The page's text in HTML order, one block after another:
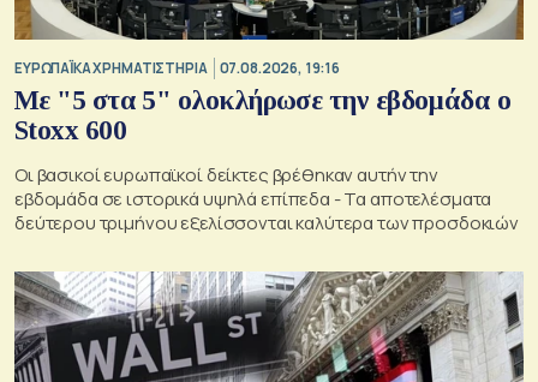
ΕΥΡΩΠΑΪΚΑ ΧΡΗΜΑΤΙΣΤΗΡΙΑ 07.08.2026, 19:16
Με "5 στα 5" ολοκλήρωσε την εβδομάδα ο
Stoxx 600
Οι βασικοί ευρωπαϊκοί δείκτες βρέθηκαν αυτήν την
εβδομάδα σε ιστορικά υψηλά επίπεδα - Τα αποτελέσματα
δεύτερου τριμήνου εξελίσσονται καλύτερα των προσδοκιών